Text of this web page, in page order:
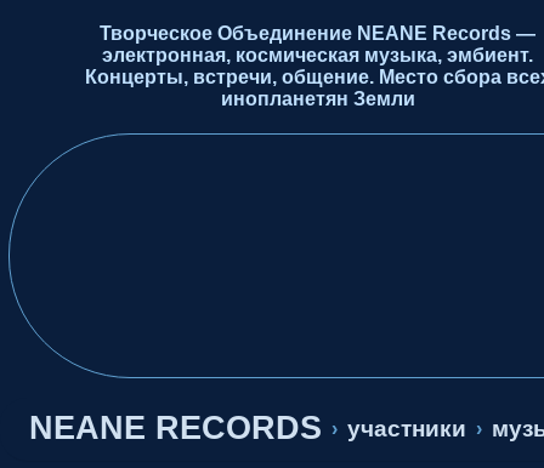
Творческое Объединение NEANE Records —
электронная, космическая музыка, эмбиент.
Концерты, встречи, общение. Место сбора
инопланетян Земли
NEANE RECORDS › участники ›